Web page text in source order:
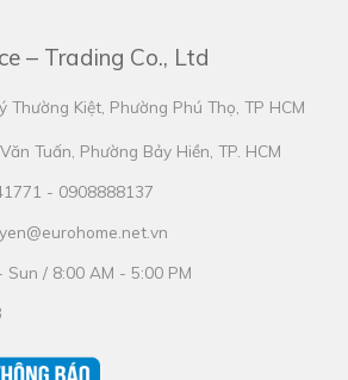
– Trading Co., Ltd
Thường Kiệt, Phường Phú Thọ, TP HCM
Tuấn, Phường Bảy Hiền, TP. HCM
- 0908888137
Sun / 8:00 AM - 5:00 PM